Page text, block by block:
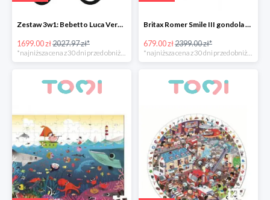
Zestaw 3w1: Bebetto Luca Vero + Avionaut Pixel taniej -15%
1699.00 zł2027.97 zł*
*najniższa cena z 30 dni przed obniżką
Britax Romer Smile III gondola -72%
679.00 zł2399.00 zł*
*najniższa cena z 30 dni przed obniżką